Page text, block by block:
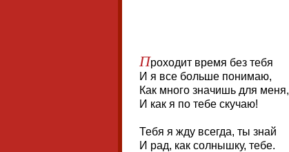
Проходит время без тебя
И я все больше понимаю,
Как много значишь для меня,
И как я по тебе скучаю!
Тебя я жду всегда, ты знай
И рад, как солнышку, тебе.